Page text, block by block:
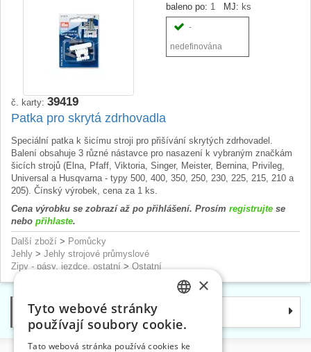
baleno po: 1 MJ: ks
-
nedefinována
č. karty: 39419
Patka pro skrytá zdrhovadla
Speciální patka k šicímu stroji pro přišívání skrytých zdrhovadel.
Balení obsahuje 3 různé nástavce pro nasazení k vybraným značkám
šicích strojů (Elna, Pfaff, Viktoria, Singer, Meister, Bernina, Privileg,
Universal a Husqvarna - typy 500, 400, 350, 250, 230, 225, 215, 210 a
205). Čínský výrobek, cena za 1 ks.
Cena výrobku se zobrazí až po přihlášení. Prosím registrujte se
nebo přihlaste.
Další zboží > Pomůcky
Jehly > Jehly strojové průmyslové
Zipy - pásy, jezdce, ostatní > Ostatní
Kategorie
×
Tyto webové stránky
používají soubory cookie.
Tato webová stránka používá cookies ke